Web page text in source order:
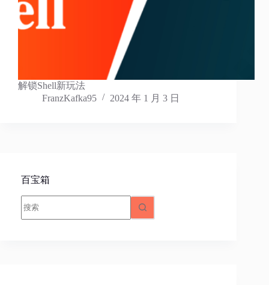
解锁Shell新玩法
FranzKafka95
2024 年 1 月 3 日
百宝箱
结